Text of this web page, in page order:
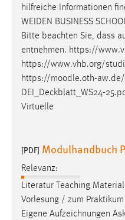
hilfreiche Informationen
WEIDEN BUSINESS
Bitte beachten Sie, dass
entnehmen. https://
https://www.vhb.org/
https://moodle.oth-
DEI_Deckblatt_WS24-
Virtuelle
[PDF] Modulhandbuch
Relevanz:
Literatur Teaching
Vorlesung / zum
Eigene Aufzeichnungen